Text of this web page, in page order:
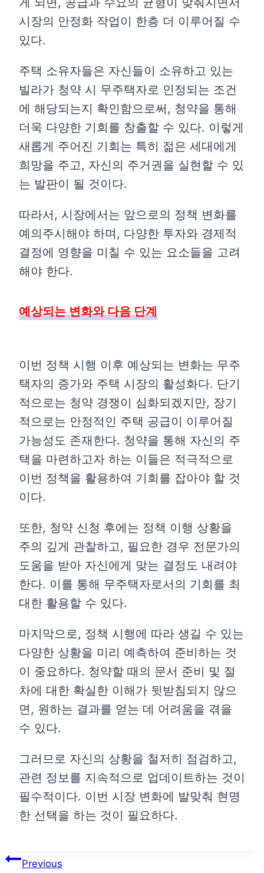
시장의 안정화 작업이 한층 더 이루어질 수
있다.
주택 소유자들은 자신들이 소유하고 있는
빌라가 청약 시 무주택자로 인정되는 조건
에 해당되는지 확인함으로써, 청약을 통해
더욱 다양한 기회를 창출할 수 있다. 이렇게
새롭게 주어진 기회는 특히 젊은 세대에게
희망을 주고, 자신의 주거권을 실현할 수 있
는 발판이 될 것이다.
따라서, 시장에서는 앞으로의 정책 변화를
예의주시해야 하며, 다양한 투자와 경제적
결정에 영향을 미칠 수 있는 요소들을 고려
해야 한다.
예상되는 변화와 다음 단계
이번 정책 시행 이후 예상되는 변화는 무주
택자의 증가와 주택 시장의 활성화다. 단기
적으로는 청약 경쟁이 심화되겠지만, 장기
적으로는 안정적인 주택 공급이 이루어질
가능성도 존재한다. 청약을 통해 자신의 주
택을 마련하고자 하는 이들은 적극적으로
이번 정책을 활용하여 기회를 잡아야 할 것
이다.
또한, 청약 신청 후에는 정책 이행 상황을
주의 깊게 관찰하고, 필요한 경우 전문가의
도움을 받아 자신에게 맞는 결정도 내려야
한다. 이를 통해 무주택자로서의 기회를 최
대한 활용할 수 있다.
마지막으로, 정책 시행에 따라 생길 수 있는
다양한 상황을 미리 예측하여 준비하는 것
이 중요하다. 청약할 때의 문서 준비 및 절
차에 대한 확실한 이해가 뒷받침되지 않으
면, 원하는 결과를 얻는 데 어려움을 겪을
수 있다.
그러므로 자신의 상황을 철저히 점검하고,
관련 정보를 지속적으로 업데이트하는 것이
필수적이다. 이번 시장 변화에 발맞춰 현명
한 선택을 하는 것이 필요하다.
글 Previous